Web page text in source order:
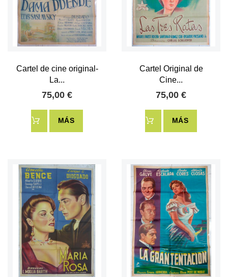
Cartel de cine original-
La...
75,00 €
MÁS
Cartel Original de
Cine...
75,00 €
MÁS